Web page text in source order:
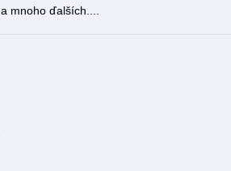
a mnoho ďalších....